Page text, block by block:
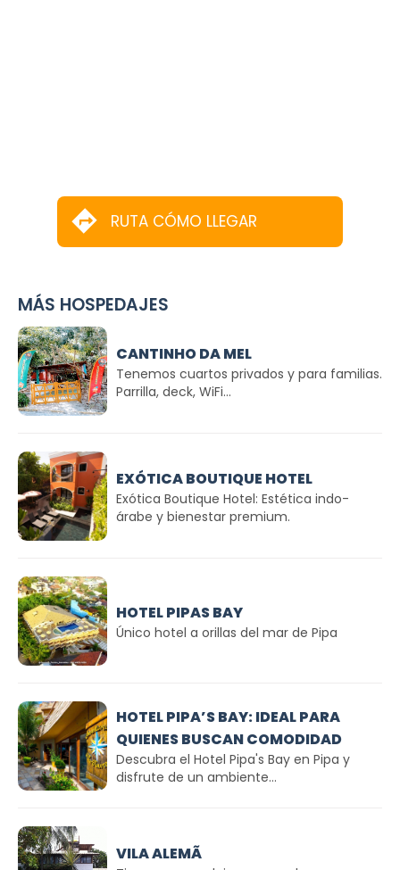
RUTA CÓMO LLEGAR
MÁS HOSPEDAJES
CANTINHO DA MEL
Tenemos cuartos privados y para familias.
Parrilla, deck, WiFi...
EXÓTICA BOUTIQUE HOTEL
Exótica Boutique Hotel: Estética indo-
árabe y bienestar premium.
HOTEL PIPAS BAY
Único hotel a orillas del mar de Pipa
HOTEL PIPA’S BAY: IDEAL PARA
QUIENES BUSCAN COMODIDAD
Descubra el Hotel Pipa's Bay en Pipa y
disfrute de un ambiente...
VILA ALEMÃ